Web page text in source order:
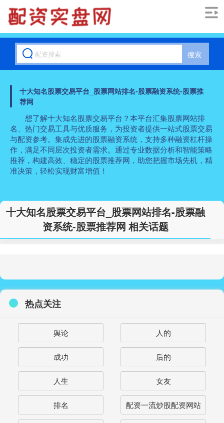
搜索
十大知名股票交易平台_股票网站排名-股票融资系统-股票推
荐网
想了解十大知名股票交易平台？本平台汇集股票网站排
名、热门交易工具与优质服务，为投资者提供一站式股票交易
与配资参考。集成先进的股票融资系统，支持多种融资杠杆操
作，满足不同层次投资者需求。通过专业数据分析和智能策略
推荐，构建高效、稳定的股票推荐网，助您把握市场先机，精
准决策，轻松实现财富增值！
十大知名股票交易平台_股票网站排名-股票融
资系统-股票推荐网 相关话题
热点关注
舆论 人的
成功 后的
人生 女友
排名 配资一流炒股配资网站